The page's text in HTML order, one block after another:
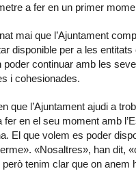
a fer en un primer
mai que l’Ajuntament
disponible per a les
poder continuar amb les
i cohesionades.
que l’Ajuntament ajudi a
fer en el seu moment amb
El que volem es poder
«Nosaltres», han dit,
tenim clar que on anem